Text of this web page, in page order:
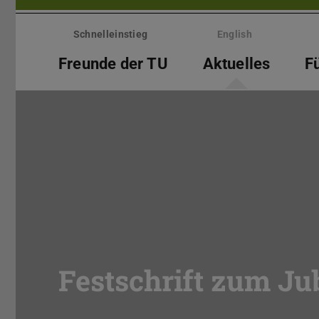
Menü
überspringenSchnelleinstieg English
Freunde der TU Aktuelles
Festschrift zum